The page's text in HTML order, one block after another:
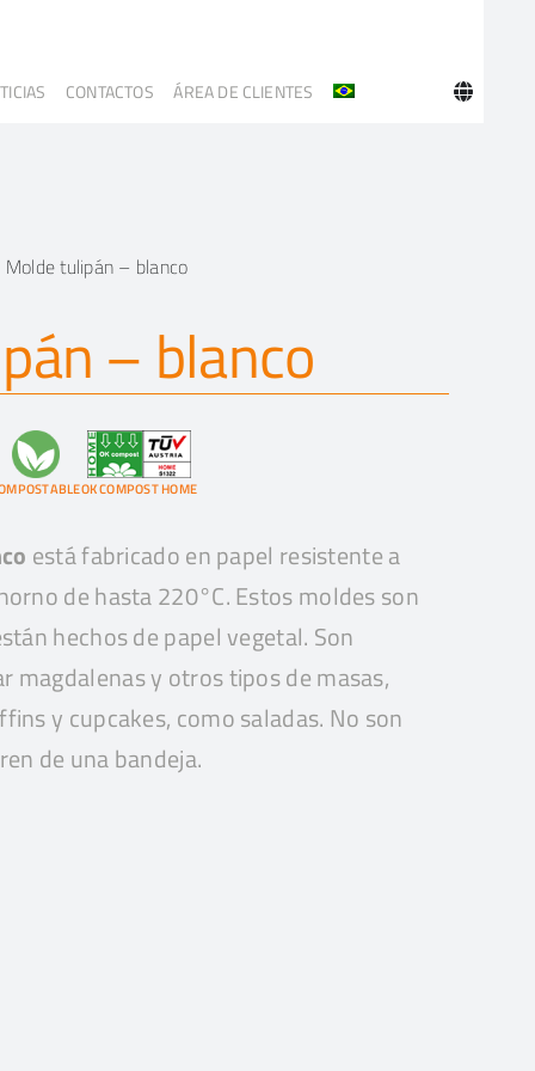
CONTACTOS ÁREA DE CLIENTES
Molde tulipán – blanco
– blanco
OK COMPOST HOME
está fabricado en papel resistente a
de hasta 220°C. Estos moldes son
hechos de papel vegetal. Son
magdalenas y otros tipos de masas,
y cupcakes, como saladas. No son
de una bandeja.